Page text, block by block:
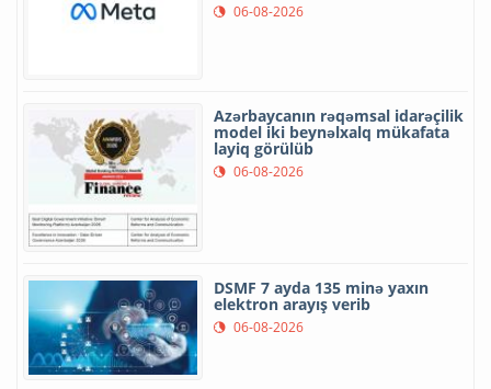
06-08-2026
Azərbaycanın rəqəmsal idarəçilik
model iki beynəlxalq mükafata
layiq görülüb
06-08-2026
DSMF 7 ayda 135 minə yaxın
elektron arayış verib
06-08-2026